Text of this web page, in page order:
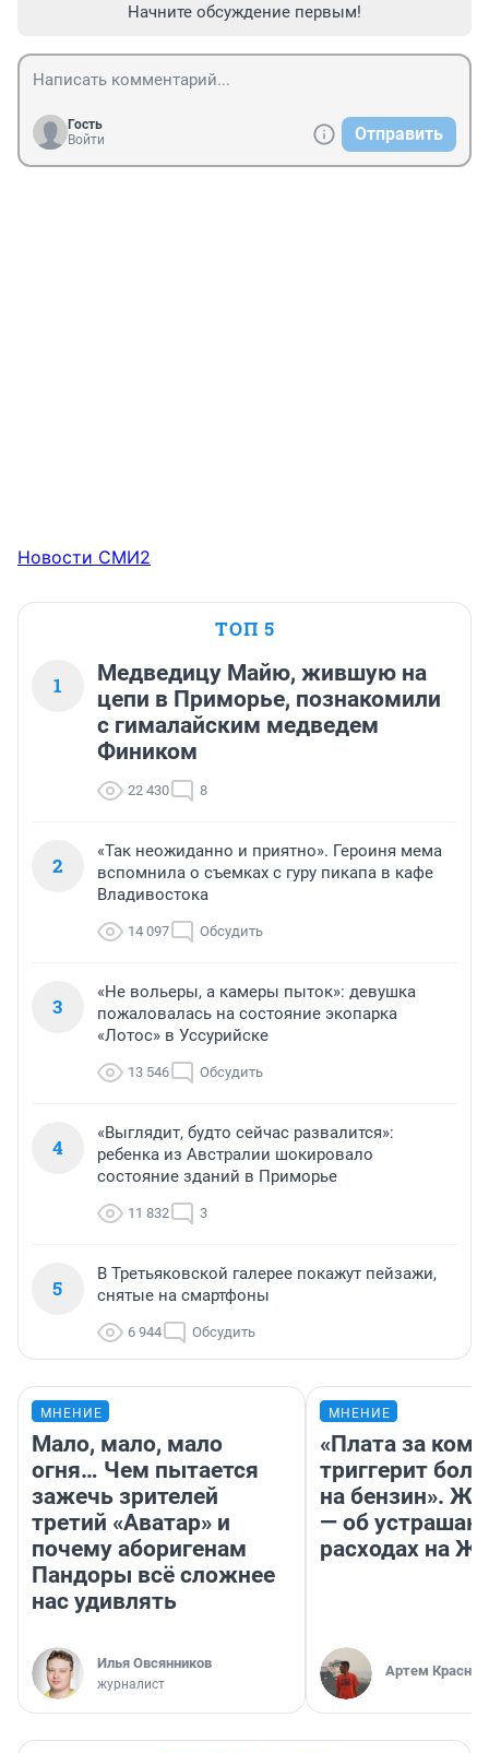
Начните обсуждение первым!
Гость
Войти
Отправить
Новости СМИ2
ТОП 5
1
Медведицу Майю, жившую на
цепи в Приморье, познакомили
с гималайским медведем
Фиником
22 430 8
2
«Так неожиданно и приятно». Героиня мема
вспомнила о съемках с гуру пикапа в кафе
Владивостока
14 097 Обсудить
3
«Не вольеры, а камеры пыток»: девушка
пожаловалась на состояние экопарка
«Лотос» в Уссурийске
13 546 Обсудить
4
«Выглядит, будто сейчас развалится»:
ребенка из Австралии шокировало
состояние зданий в Приморье
11 832 3
5
В Третьяковской галерее покажут пейзажи,
снятые на смартфоны
6 944 Обсудить
МНЕНИЕ
Мало, мало, мало
огня… Чем пытается
зажечь зрителей
третий «Аватар» и
почему аборигенам
Пандоры всё сложнее
нас удивлять
Илья Овсянников
журналист
МНЕНИЕ
«Плата за
триггерит
на бензин».
— об
расходах на
Артем Краснов